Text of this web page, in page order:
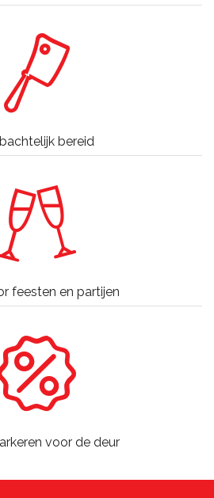
bereid
feesten en partijen
voor de deur